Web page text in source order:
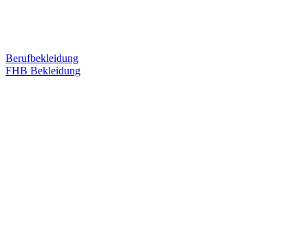
Berufbekleidung
FHB Bekleidung